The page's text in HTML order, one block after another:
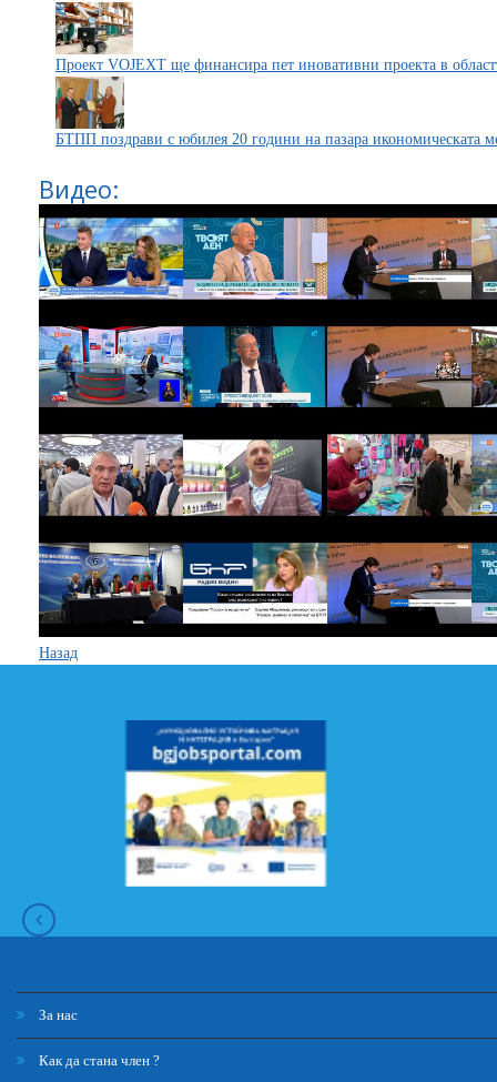
Проект VOJEXT ще финансира пет иновативни проекта в
БТПП поздрави с юбилея 20 години на пазара икономическата
Видео:
Назад
За нас
Как да стана член ?